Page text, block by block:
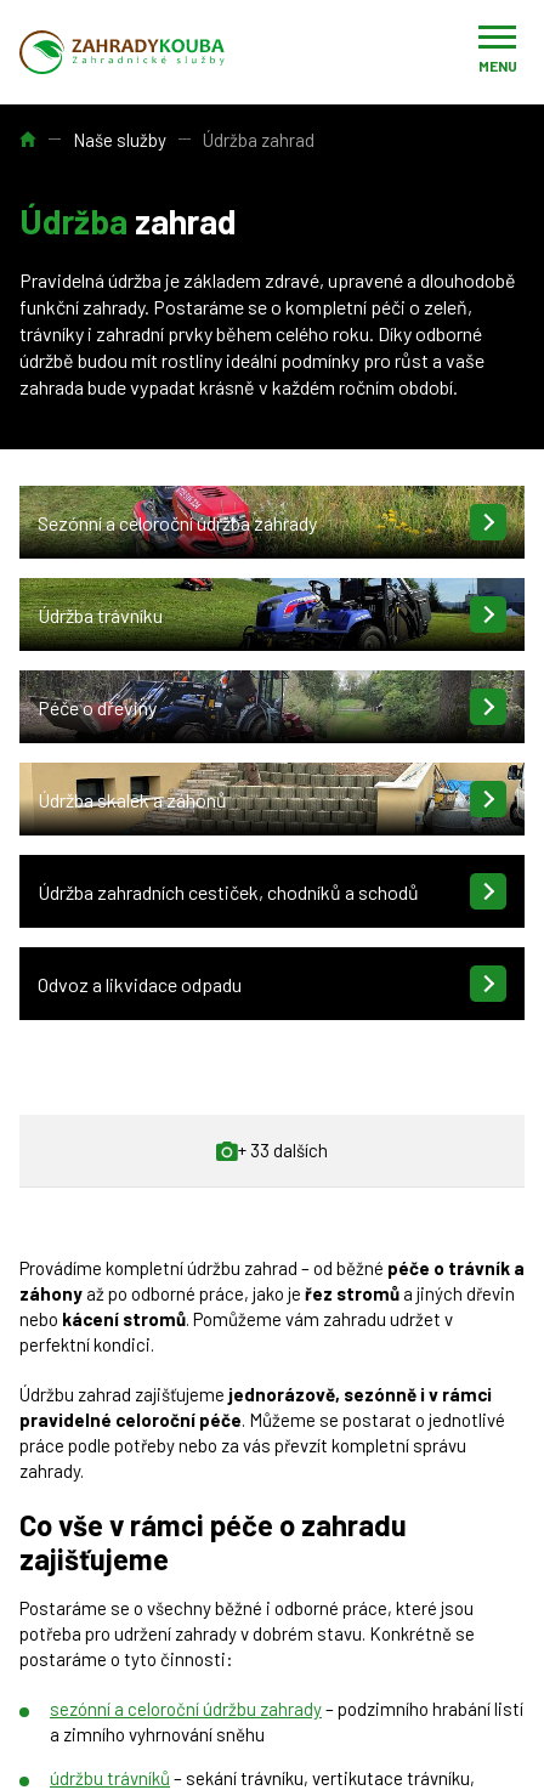
MENU
Úvod Naše služby Údržba zahrad
Údržba zahrad
Pravidelná údržba je základem zdravé, upravené a dlouhodobě
funkční zahrady. Postaráme se o kompletní péči o zeleň,
trávníky i zahradní prvky během celého roku. Díky odborné
údržbě budou mít rostliny ideální podmínky pro růst a vaše
zahrada bude vypadat krásně v každém ročním období.
Sezónní a celoroční údržba zahrady
Údržba trávníku
Péče o dřeviny
Údržba skalek a záhonů
Údržba zahradních cestiček, chodníků a schodů
Odvoz a likvidace odpadu
+ 33 dalších
Provádíme kompletní údržbu zahrad – od běžné péče o trávník a
záhony až po odborné práce, jako je řez stromů a jiných dřevin
nebo kácení stromů. Pomůžeme vám zahradu udržet v
perfektní kondici.
Údržbu zahrad zajišťujeme jednorázově, sezónně i v rámci
pravidelné celoroční péče. Můžeme se postarat o jednotlivé
práce podle potřeby nebo za vás převzít kompletní správu
zahrady.
Co vše v rámci péče o zahradu
zajišťujeme
Postaráme se o všechny běžné i odborné práce, které jsou
potřeba pro udržení zahrady v dobrém stavu. Konkrétně se
postaráme o tyto činnosti:
sezónní a celoroční údržbu zahrady– podzimního hrabání listí
a zimního vyhrnování sněhu
údržbu trávníků – sekání trávníku, vertikutace trávníku,